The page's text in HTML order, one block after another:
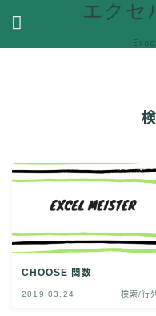
エクセ
便利な機能 Ecxelの便
VBA VBA(Visual Basic
エラーで困った時
CHOOSE 関数
2019.03.24 検索/行列